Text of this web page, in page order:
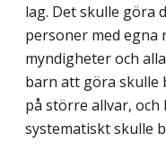
lag. Det skulle göra
personer med
myndigheter och
barn att göra skulle
på större allvar,
systematiskt skulle